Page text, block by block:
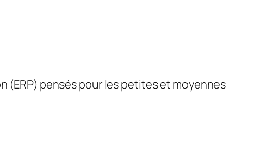
(ERP) pensés pour les petites et moyennes